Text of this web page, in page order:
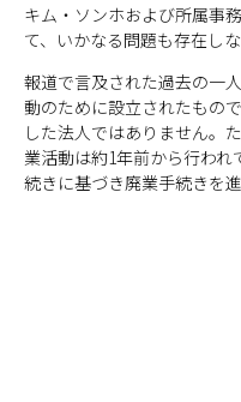
キム・ソンホおよび所属事
て、いかなる問題も存在し
報道で言及された過去の一
動のために設立されたもの
した法人ではありません。
業活動は約1年前から行わ
続きに基づき廃業手続きを進